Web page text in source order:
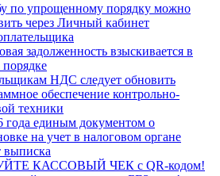
по упрощенному порядку можно
через Личный кабинет
задолженность взыскивается в
НДС следует обновить
обеспечение контрольно-
техники
года единым документом о
на учет в налоговом органе
выписка
КАССОВЫЙ ЧЕК с QR-кодом!